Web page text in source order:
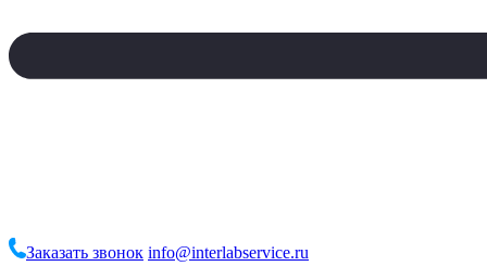
Заказать звонок info@interlabservice.ru